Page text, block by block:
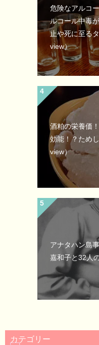
危険なアルコ
ルコール中毒
止や死に至る
view）
酒粕の栄養価
効能！？ため
view）
アナタハン島
嘉和子と32人
カテゴリー